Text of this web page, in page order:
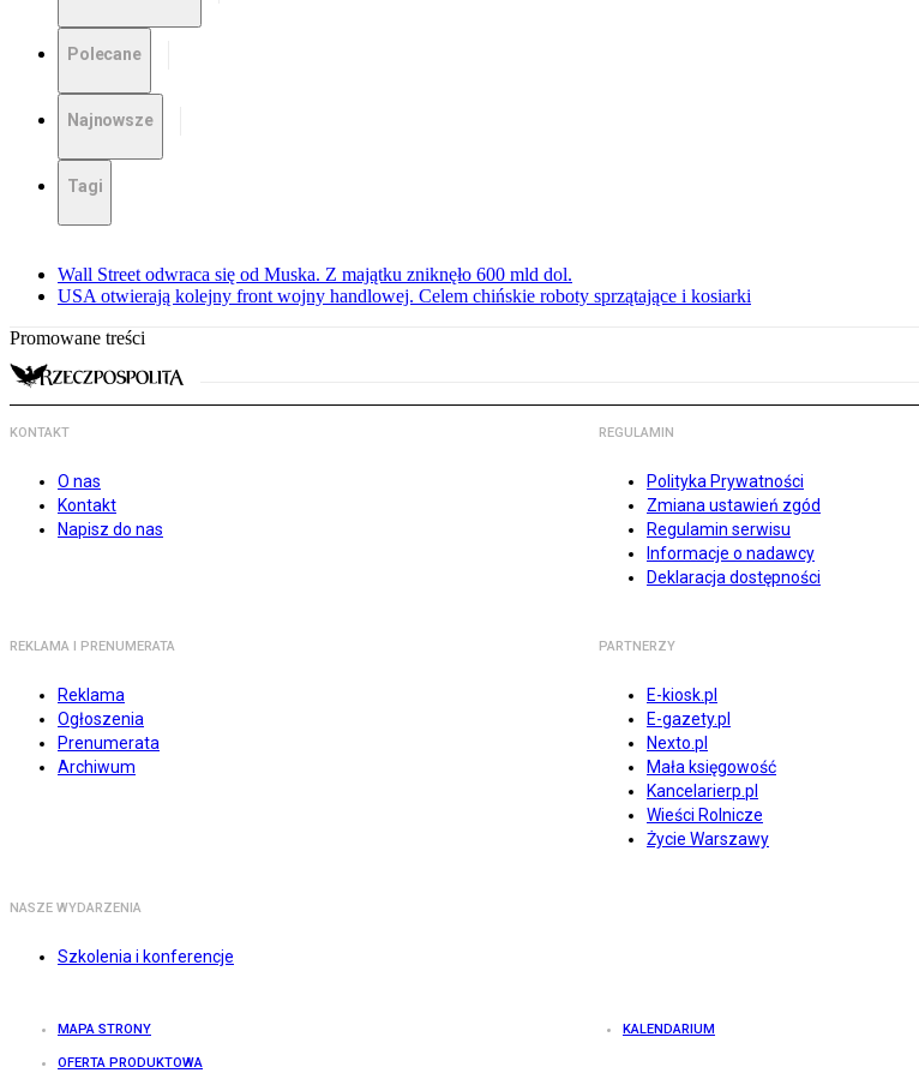
Polecane
Najnowsze
Tagi
Wall Street odwraca się od Muska. Z majątku zniknęło 600 mld dol.
USA otwierają kolejny front wojny handlowej. Celem chińskie roboty sprzątające i kosiarki
Promowane treści
KONTAKT
O nas
Kontakt
Napisz do nas
REGULAMIN
Polityka Prywatności
Zmiana ustawień zgód
Regulamin serwisu
Informacje o nadawcy
Deklaracja dostępności
REKLAMA I PRENUMERATA
Reklama
Ogłoszenia
Prenumerata
Archiwum
PARTNERZY
E-kiosk.pl
E-gazety.pl
Nexto.pl
Mała księgowość
Kancelarierp.pl
Wieści Rolnicze
Życie Warszawy
NASZE WYDARZENIA
Szkolenia i konferencje
MAPA STRONY KALENDARIUM
OFERTA PRODUKTOWA